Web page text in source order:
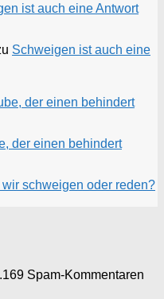
ist auch eine Antwort
Schweigen ist auch eine
der einen behindert
der einen behindert
schweigen oder reden?
Spam-Kommentaren